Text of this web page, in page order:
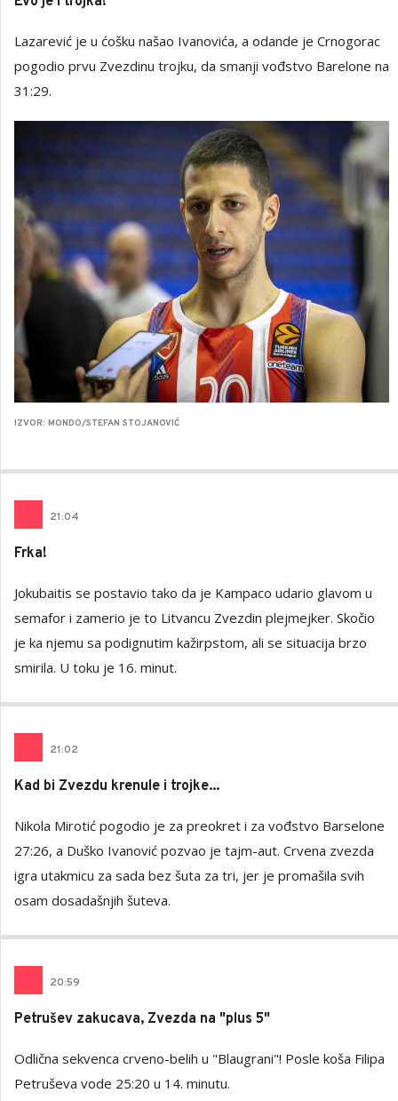
Lazarević je u ćošku našao Ivanovića, a odande je Crnogorac
pogodio prvu Zvezdinu trojku, da smanji vođstvo Barelone na
31:29.
IZVOR: MONDO/STEFAN STOJANOVIĆ
21:04
Frka!
Jokubaitis se postavio tako da je Kampaco udario glavom u
semafor i zamerio je to Litvancu Zvezdin plejmejker. Skočio
je ka njemu sa podignutim kažirpstom, ali se situacija brzo
smirila. U toku je 16. minut.
21:02
Kad bi Zvezdu krenule i trojke...
Nikola Mirotić pogodio je za preokret i za vođstvo Barselone
27:26, a Duško Ivanović pozvao je tajm-aut. Crvena zvezda
igra utakmicu za sada bez šuta za tri, jer je promašila svih
osam dosadašnjih šuteva.
20:59
Petrušev zakucava, Zvezda na "plus 5"
Odlična sekvenca crveno-belih u "Blaugrani"! Posle koša Filipa
Petruševa vode 25:20 u 14. minutu.